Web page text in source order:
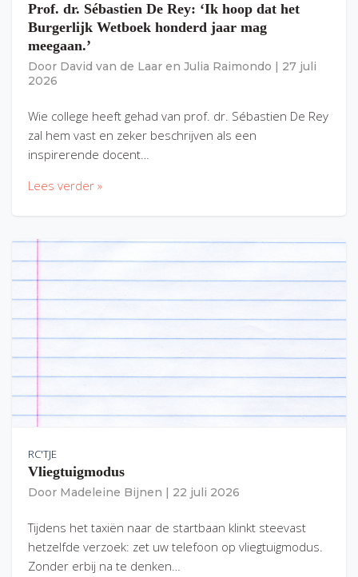
Prof. dr. Sébastien De Rey: ‘Ik hoop dat het
Burgerlijk Wetboek honderd jaar mag
meegaan.’
Door David van de Laar en Julia Raimondo
27 juli
2026
Wie college heeft gehad van prof. dr. Sébastien De Rey
zal hem vast en zeker beschrijven als een
inspirerende docent…
Lees verder »
RC'TJE
Vliegtuigmodus
Door Madeleine Bijnen 22 juli 2026
Tijdens het taxiën naar de startbaan klinkt steevast
hetzelfde verzoek: zet uw telefoon op vliegtuigmodus.
Zonder erbij na te denken…